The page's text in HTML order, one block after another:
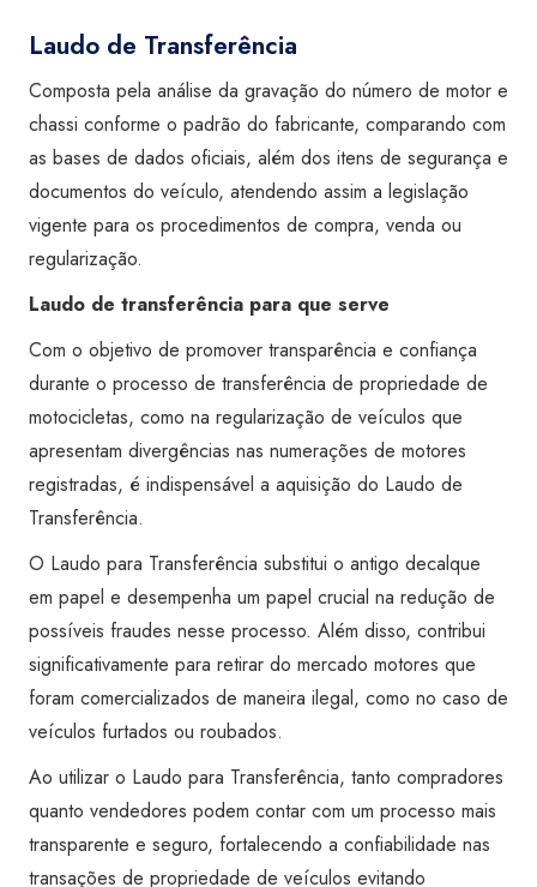
Laudo de Transferência
Composta pela análise da gravação do número de motor e
chassi conforme o padrão do fabricante, comparando com
as bases de dados oficiais, além dos itens de segurança e
documentos do veículo, atendendo assim a legislação
vigente para os procedimentos de compra, venda ou
regularização.
Laudo de transferência para que serve
Com o objetivo de promover transparência e confiança
durante o processo de transferência de propriedade de
motocicletas, como na regularização de veículos que
apresentam divergências nas numerações de motores
registradas, é indispensável a aquisição do Laudo de
Transferência.
O Laudo para Transferência substitui o antigo decalque
em papel e desempenha um papel crucial na redução de
possíveis fraudes nesse processo. Além disso, contribui
significativamente para retirar do mercado motores que
foram comercializados de maneira ilegal, como no caso de
veículos furtados ou roubados.
Ao utilizar o Laudo para Transferência, tanto compradores
quanto vendedores podem contar com um processo mais
transparente e seguro, fortalecendo a confiabilidade nas
transações de propriedade de veículos evitando